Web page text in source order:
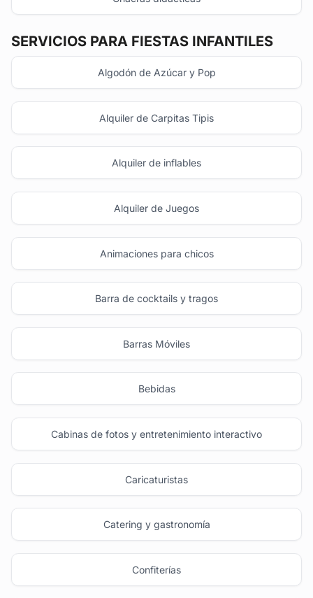
SERVICIOS PARA FIESTAS INFANTILES
Algodón de Azúcar y Pop
Alquiler de Carpitas Tipis
Alquiler de inflables
Alquiler de Juegos
Animaciones para chicos
Barra de cocktails y tragos
Barras Móviles
Bebidas
Cabinas de fotos y entretenimiento interactivo
Caricaturistas
Catering y gastronomía
Confiterías